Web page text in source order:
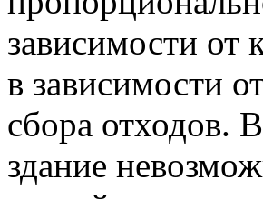
зависимости от
в зависимости
сбора отходов.
здание